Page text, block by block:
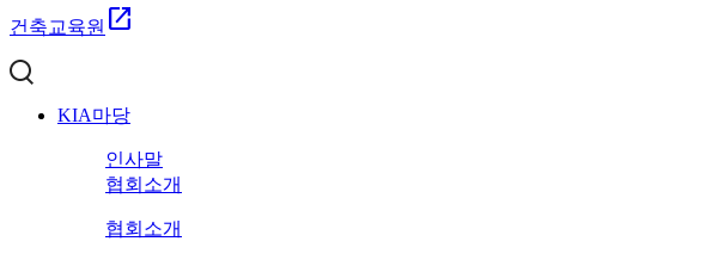
건축교육원 open_in_new
KIA마당
인사말
협회소개
협회소개